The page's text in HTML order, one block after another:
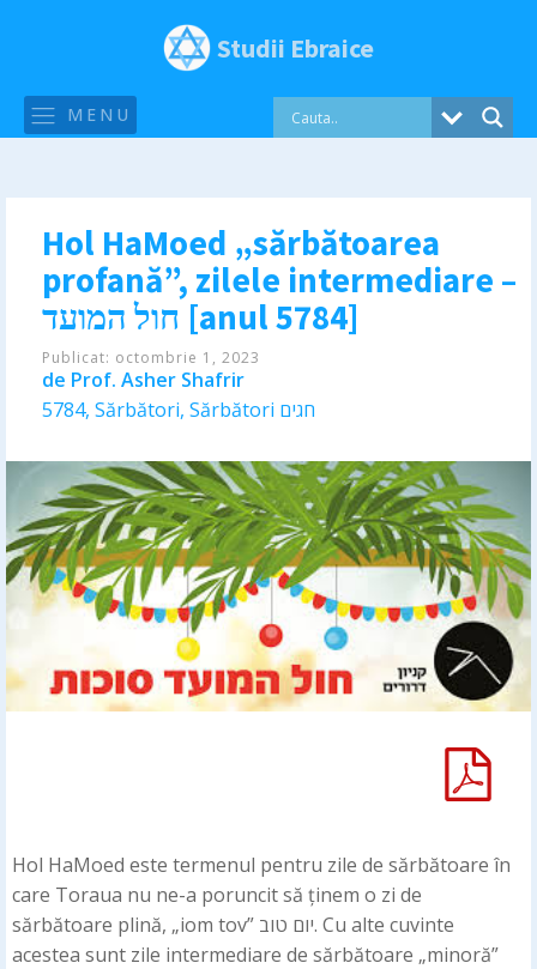
Studii Ebraice
MENU
Hol HaMoed „sărbătoarea
profană”, zilele intermediare –
חול המועד [anul 5784]
Publicat: octombrie 1, 2023
de Prof. Asher Shafrir
5784, Sărbători, Sărbători חגים
Hol HaMoed este termenul pentru zile de sărbătoare în
care Toraua nu ne-a poruncit să ținem o zi de
sărbătoare plină, „iom tov” יום טוב. Cu alte cuvinte
acestea sunt zile intermediare de sărbătoare „minoră”